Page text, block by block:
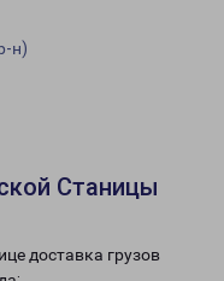
н)
Станицы
доставка грузов